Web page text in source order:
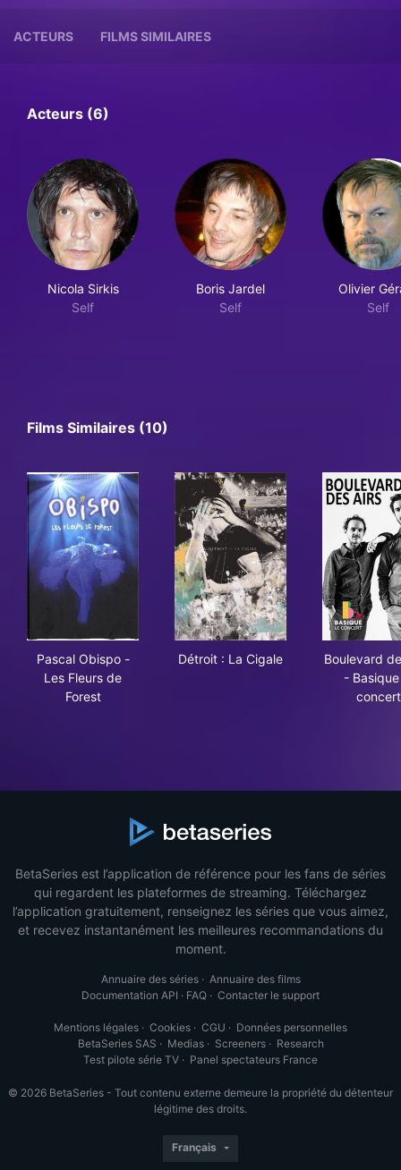
ACTEURS FILMS SIMILAIRES
Acteurs (6)
Nicola Sirkis
Self
Boris Jardel
Self
Olivier
Self
Films Similaires (10)
Pascal Obispo -
Les Fleurs de
Forest
Détroit : La Cigale
Boulevard
-
concert
BetaSeries est l’application de référence pour les fans de séries
qui regardent les plateformes de streaming. Téléchargez
l’application gratuitement, renseignez les séries que vous aimez,
et recevez instantanément les meilleures recommandations du
moment.
Annuaire des séries· Annuaire des films
Documentation API · FAQ · Contacter le support
Mentions légales · Cookies · CGU · Données personnelles
BetaSeries SAS · Medias· Screeners· Research
Test pilote série TV · Panel spectateurs France
© 2026 BetaSeries - Tout contenu externe demeure la propriété du détenteur
légitime des droits.
Français